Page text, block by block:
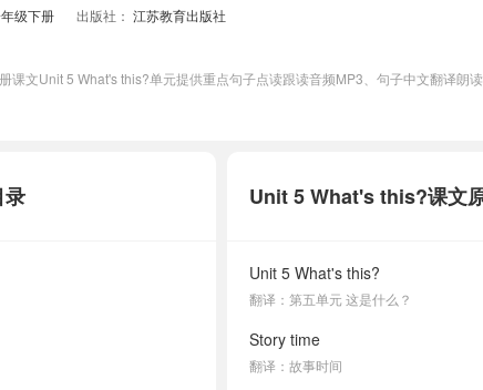
级下册 出版社： 江苏教育出版社
课文Unit 5 What's this?单元提供重点句子点读跟读音频MP3、句子中文翻译
Unit 5 What's this?课文
Unit 5 What's this?
翻译：第五单元 这是什么？
Story time
翻译：故事时间
录